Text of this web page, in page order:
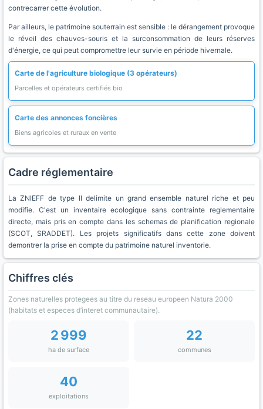
contrecarrer cette évolution.
Par ailleurs, le patrimoine souterrain est sensible : le dérangement provoque
le réveil des chauves-souris et la surconsommation de leurs réserves
d'énergie, ce qui peut compromettre leur survie en période hivernale.
Carte de l'agriculture biologique (3 opérateurs)
Parcelles et opérateurs certifiés bio
Carte des annonces foncières
Biens agricoles et ruraux en vente
Cadre réglementaire
La ZNIEFF de type II delimite un grand ensemble naturel riche et peu
modifie. C'est un inventaire ecologique sans contrainte reglementaire
directe, mais pris en compte dans les schemas de planification regionale
(SCOT, SRADDET). Les projets significatifs dans cette zone doivent
demontrer la prise en compte du patrimoine naturel inventorie.
Chiffres clés
Zones naturelles protegees au titre du reseau europeen Natura 2000
(habitats et especes d’interet communautaire).
2 999
ha de surface
22
communes
40
exploitations